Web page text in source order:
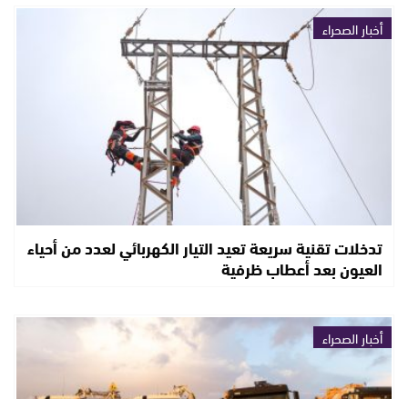
أخبار الصحراء
تدخلات تقنية سريعة تعيد التيار الكهربائي لعدد من أحياء
العيون بعد أعطاب ظرفية
أخبار الصحراء